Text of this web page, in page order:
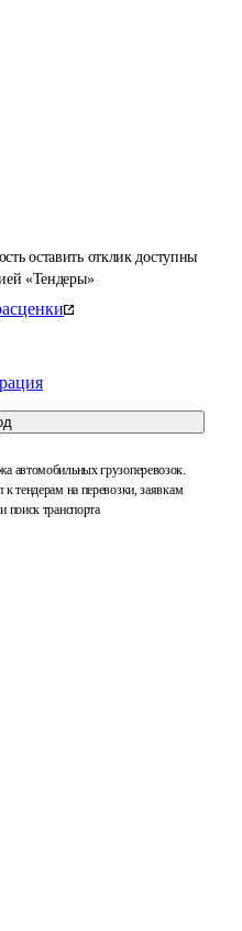
оставить отклик доступны
«Тендеры»
автомобильных грузоперевозок.
к тендерам на перевозки, заявкам
поиск транспорта